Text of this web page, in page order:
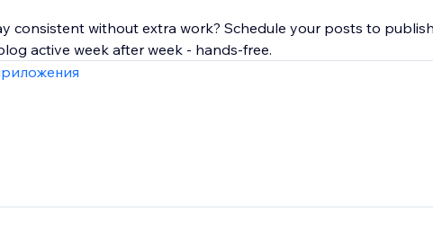
consistent without extra work? Schedule your posts to
active week after week - hands-free.